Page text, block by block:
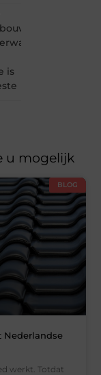
is
u mogelijk
BLOG
Nederlandse
werkt. Totdat